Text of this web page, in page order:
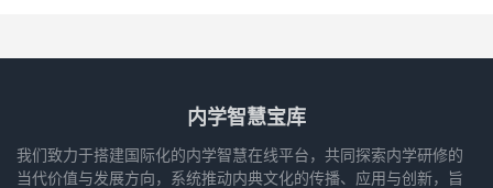
内学智慧宝库
我们致力于搭建国际化的内学智慧在线平台，共同探索内学研修的
当代价值与发展方向，系统推动内典文化的传播、应用与创新，旨